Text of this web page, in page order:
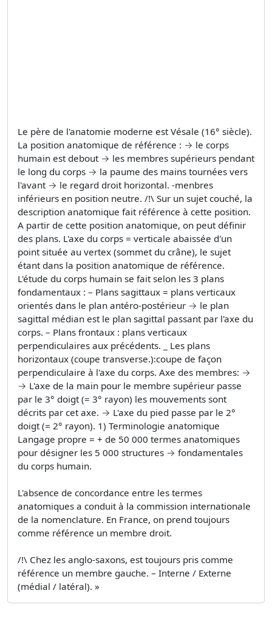
Le père de l'anatomie moderne est Vésale (16° siècle).
La position anatomique de référence : → le corps
humain est debout → les membres supérieurs pendant
le long du corps → la paume des mains tournées vers
l'avant → le regard droit horizontal. -menbres
inférieurs en position neutre. /!\ Sur un sujet couché, la
description anatomique fait référence à cette position.
A partir de cette position anatomique, on peut définir
des plans. L'axe du corps = verticale abaissée d'un
point située au vertex (sommet du crâne), le sujet
étant dans la position anatomique de référence.
L'étude du corps humain se fait selon les 3 plans
fondamentaux : – Plans sagittaux = plans verticaux
orientés dans le plan antéro-postérieur → le plan
sagittal médian est le plan sagittal passant par l'axe du
corps. – Plans frontaux : plans verticaux
perpendiculaires aux précédents. _ Les plans
horizontaux (coupe transverse.):coupe de façon
perpendiculaire à l'axe du corps. Axe des membres: →
→ L'axe de la main pour le membre supérieur passe
par le 3° doigt (= 3° rayon) les mouvements sont
décrits par cet axe. → L'axe du pied passe par le 2°
doigt (= 2° rayon). 1) Terminologie anatomique
Langage propre = + de 50 000 termes anatomiques
pour désigner les 5 000 structures → fondamentales
du corps humain.
L'absence de concordance entre les termes
anatomiques a conduit à la commission internationale
de la nomenclature. En France, on prend toujours
comme référence un membre droit.
/!\ Chez les anglo-saxons, est toujours pris comme
référence un membre gauche. – Interne / Externe
(médial / latéral). »